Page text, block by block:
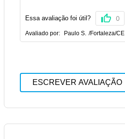
Essa avaliação foi útil? 0
Avaliado por: Paulo S. /Fortaleza/CE
ESCREVER AVALIAÇÃO